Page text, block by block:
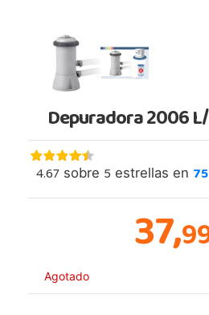
Depuradora 2006
4.67 sobre 5 estrellas en 75
37,
Agotado